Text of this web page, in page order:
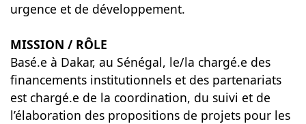
urgence et de développement.
MISSION / RÔLE
Basé.e à Dakar, au Sénégal, le/la chargé.e des
financements institutionnels et des partenariats
est chargé.e de la coordination, du suivi et de
l’élaboration des propositions de projets pour les